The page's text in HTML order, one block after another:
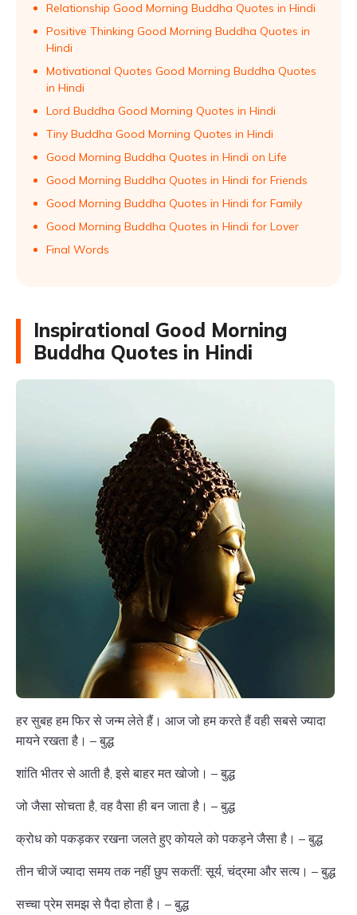
Relationship Good Morning Buddha Quotes in Hindi
Positive Thinking Good Morning Buddha Quotes in
Hindi
Motivational Quotes Good Morning Buddha Quotes
in Hindi
Lord Buddha Good Morning Quotes in Hindi
Tiny Buddha Good Morning Quotes in Hindi
Good Morning Buddha Quotes in Hindi on Life
Good Morning Buddha Quotes in Hindi for Friends
Good Morning Buddha Quotes in Hindi for Family
Good Morning Buddha Quotes in Hindi for Lover
Final Words
Inspirational Good Morning
Buddha Quotes in Hindi
हर सुबह हम फिर से जन्म लेते हैं। आज जो हम करते हैं वही सबसे ज्यादा
मायने रखता है। – बुद्ध
शांति भीतर से आती है, इसे बाहर मत खोजो। – बुद्ध
जो जैसा सोचता है, वह वैसा ही बन जाता है। – बुद्ध
क्रोध को पकड़कर रखना जलते हुए कोयले को पकड़ने जैसा है। – बुद्ध
तीन चीजें ज्यादा समय तक नहीं छुप सकतीं: सूर्य, चंद्रमा और सत्य। – बुद्ध
सच्चा प्रेम समझ से पैदा होता है। – बुद्ध